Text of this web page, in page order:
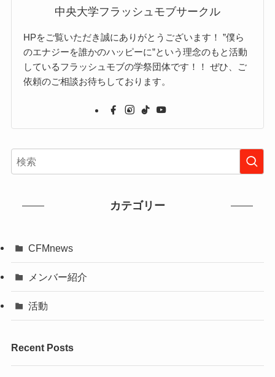
中央大学フラッシュモブサークル
HPをご覧いただき誠にありがとうございます！ ”僕ら
のエナジーを誰かのハッピーに”という理念のもと活動
しているフラッシュモブの学祭団体です！！ ぜひ、ご
依頼のご相談お待ちしております。
カテゴリー
CFMnews
メンバー紹介
活動
Recent Posts